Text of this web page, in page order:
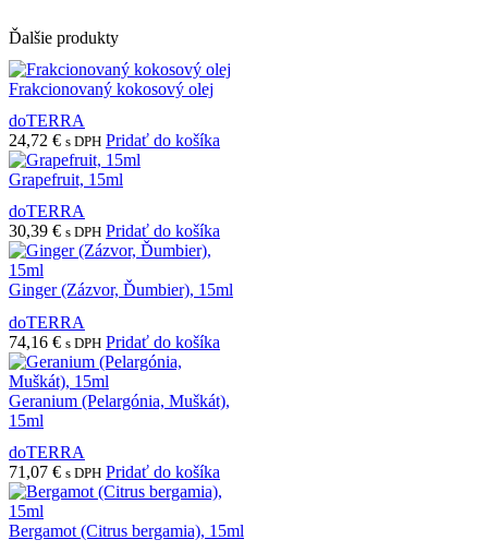
Ďalšie produkty
Frakcionovaný kokosový olej
doTERRA
24,72 € s DPH Pridať do košíka
Grapefruit, 15ml
doTERRA
30,39 € s DPH Pridať do košíka
Ginger (Zázvor, Ďumbier), 15ml
doTERRA
74,16 € s DPH Pridať do košíka
Geranium (Pelargónia, Muškát),
15ml
doTERRA
71,07 € s DPH Pridať do košíka
Bergamot (Citrus bergamia), 15ml